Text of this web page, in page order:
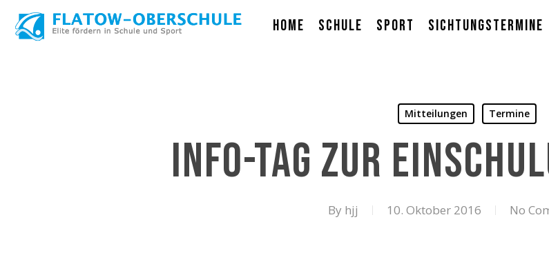
Home Schule Sport Sichtungstermine
Mitteilungen Termine
Info-Tag zur
By hjj 10. Oktober 2016 No